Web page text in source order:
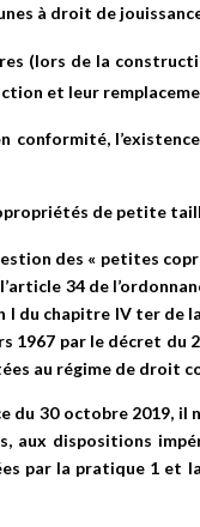
à droit de
(lors de la
et leur
conformité,
de petite
des « petites
34 de
I du chapitre IV ter de
1967 par le décret du
au régime de droit
du 30 octobre 2019,
aux dispositions
par la pratique 1 et